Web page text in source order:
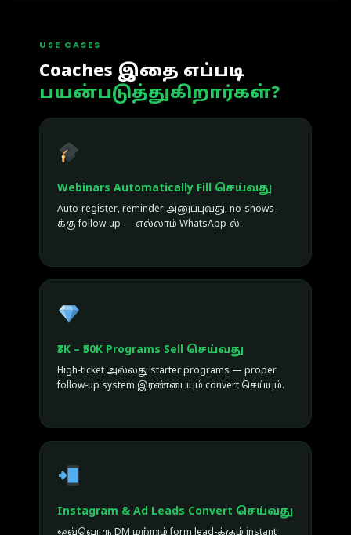
USE CASES
Coaches இதை எப்படி
பயன்படுத்துகிறார்கள்?
Webinars Automatically Fill செய்வது
Auto-register, reminder அனுப்புவது, no-shows-
க்கு follow-up — எல்லாம் WhatsApp-ல்.
₹3K – ₹50K Programs Sell செய்வது
High-ticket அல்லது starter programs — proper
follow-up system இரண்டையும் convert செய்யும்.
Instagram & Ad Leads Convert செய்வது